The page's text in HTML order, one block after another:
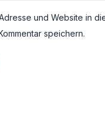
und Website in
speichern.